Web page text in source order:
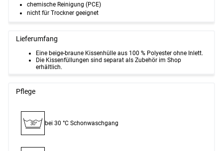
chemische Reinigung (PCE)
nicht für Trockner geeignet
Lieferumfang
Eine beige-braune Kissenhülle aus 100 % Polyester ohne Inlett.
Die Kissenfüllungen sind separat als Zubehör im Shop
erhältlich.
Pflege
30° bei 30 °C Schon­waschgang